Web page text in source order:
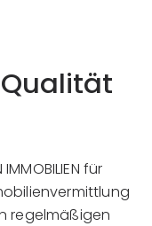
für
regelmäßigen